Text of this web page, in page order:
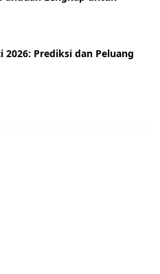
2026: Prediksi dan Peluang